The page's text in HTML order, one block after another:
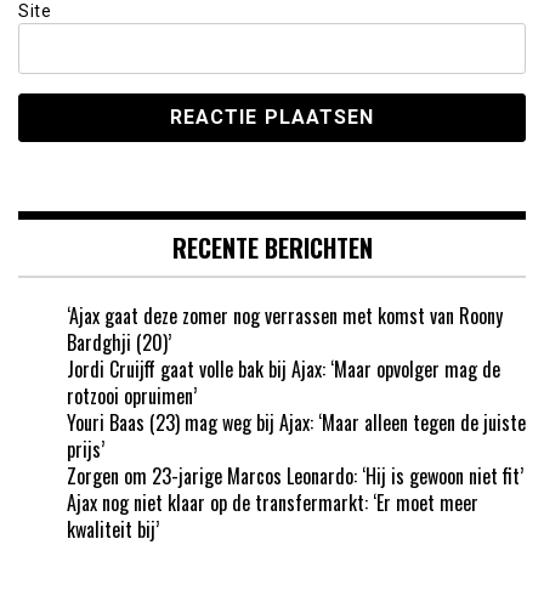
Site
RECENTE BERICHTEN
‘Ajax gaat deze zomer nog verrassen met komst van Roony
Bardghji (20)’
Jordi Cruijff gaat volle bak bij Ajax: ‘Maar opvolger mag de
rotzooi opruimen’
Youri Baas (23) mag weg bij Ajax: ‘Maar alleen tegen de juiste
prijs’
Zorgen om 23-jarige Marcos Leonardo: ‘Hij is gewoon niet fit’
Ajax nog niet klaar op de transfermarkt: ‘Er moet meer
kwaliteit bij’